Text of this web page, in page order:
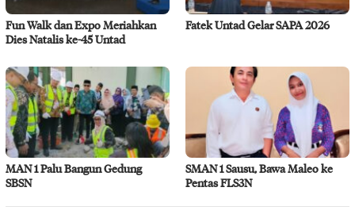
Fun Walk dan Expo Meriahkan
Dies Natalis ke-45 Untad
Fatek Untad Gelar SAPA 2026
MAN 1 Palu Bangun Gedung
SBSN
SMAN 1 Sausu, Bawa Maleo ke
Pentas FLS3N